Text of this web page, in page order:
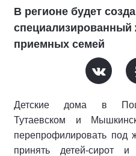
В регионе будет
приемных семей
Детские дома в
Тутаевском и
перепрофилировать под
принять детей-сирот